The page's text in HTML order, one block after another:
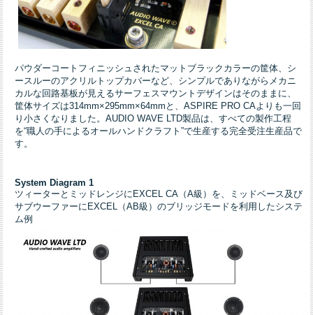
パウダーコートフィニッシュされたマットブラックカラーの筐体、シ
ースルーのアクリルトップカバーなど、シンプルでありながらメカニ
カルな回路基板が見えるサーフェスマウントデザインはそのままに、
筐体サイズは314mm×295mm×64mmと、ASPIRE PRO CAよりも一回
り小さくなりました。AUDIO WAVE LTD製品は、すべての製作工程
を“職人の手によるオールハンドクラフト”で生産する完全受注生産品で
す。
System Diagram 1
ツィーターとミッドレンジにEXCEL CA（A級）を、ミッドベース及び
サブウーファーにEXCEL（AB級）のブリッジモードを利用したシステ
ム例